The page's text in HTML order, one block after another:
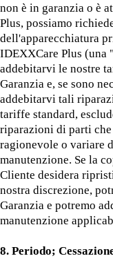
non è in garanzia o è
Plus, possiamo
dell'apparecchiatura
IDEXXCare Plus (una
addebitarvi le nostre
Garanzia e, se sono
addebitarvi tali
tariffe standard,
riparazioni di parti
ragionevole o variare
manutenzione. Se la
Cliente desidera
nostra discrezione,
Garanzia e potremo
manutenzione
8. Periodo;